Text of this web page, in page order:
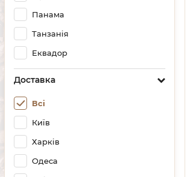
Панама
Танзанія
Еквадор
Доставка
Всі
Київ
Харків
Одеса